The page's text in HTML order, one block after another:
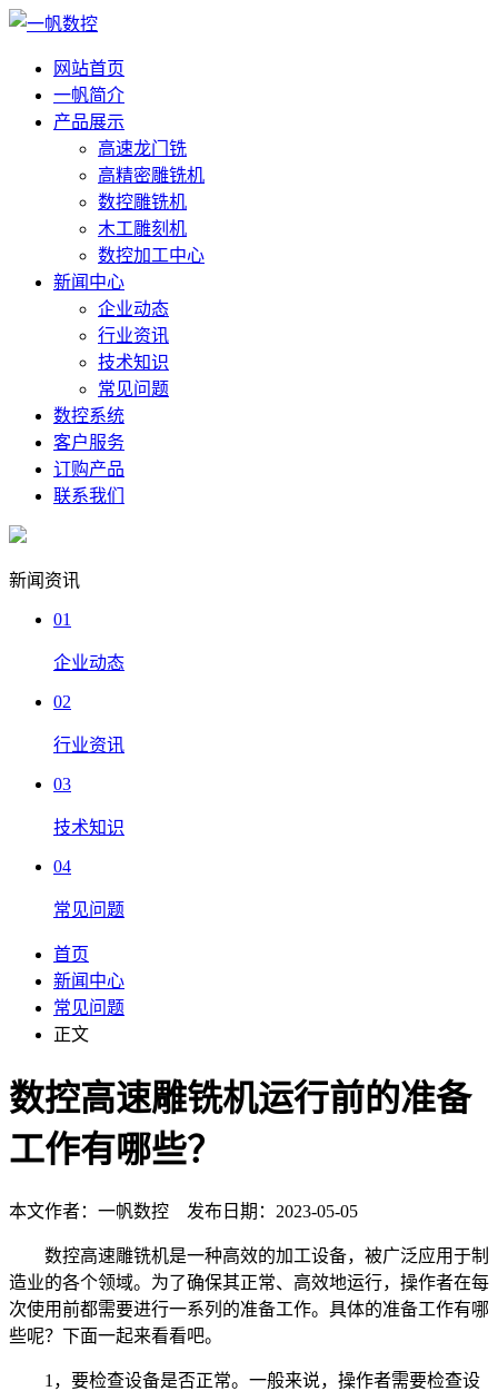
网站首页
一帆简介
产品展示
高速龙门铣
高精密雕铣机
数控雕铣机
木工雕刻机
数控加工中心
新闻中心
企业动态
行业资讯
技术知识
常见问题
数控系统
客户服务
订购产品
联系我们
新闻资讯
01
企业动态
02
行业资讯
03
技术知识
04
常见问题
首页
新闻中心
常见问题
正文
数控高速雕铣机运行前的准备
工作有哪些？
本文作者：一帆数控 发布日期：2023-05-05
数控高速雕铣机是一种高效的加工设备，被广泛应用于制
造业的各个领域。为了确保其正常、高效地运行，操作者在每
次使用前都需要进行一系列的准备工作。具体的准备工作有哪
些呢？下面一起来看看吧。
1，要检查设备是否正常。一般来说，操作者需要检查设